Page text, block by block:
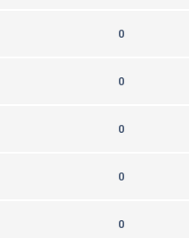
0
0
0
0
0